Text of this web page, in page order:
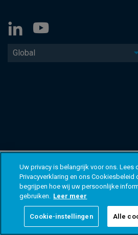
Global
Uw privacy is belangrijk voor ons. Lees
Privacyverklaring en ons Cookiesbeleid
begrijpen hoe wij uw persoonlijke
gebruiken. Leer meer
Cookie-instellingen Alle